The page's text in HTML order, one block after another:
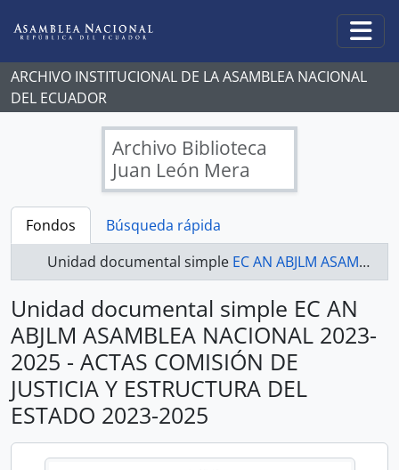
ARCHIVO INSTITUCIONAL DE LA ASAMBLEA NACIONAL
DEL ECUADOR
Archivo Biblioteca
Juan León Mera
Fondos
Búsqueda rápida
Unidad documental simple EC AN ABJLM ASAMBLEA NACIONAL 2023-2025 - ACTAS COMISIÓN DE JUSTICIA Y ESTRUCTURA DEL ESTADO 2023-2025
Unidad documental simple EC AN
ABJLM ASAMBLEA NACIONAL 2023-
2025 - ACTAS COMISIÓN DE
JUSTICIA Y ESTRUCTURA DEL
ESTADO 2023-2025